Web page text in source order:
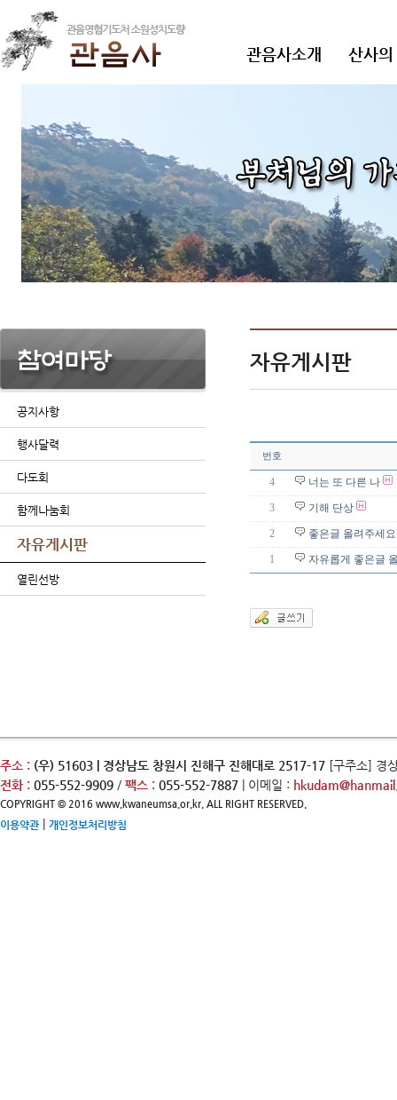
관음사소개 산사
공지사항
행사달력
다도회
함께나눔회
자유게시판
열린선방
자유게시판
번호
4 너는 또 다른 나
3 기해 단상
2 좋은글 올려주세요
1 자유롭게 좋은글
주소 : (우) 51603 | 경상남도 창원시 진해구 진해대로 2517-17 [구주소] 경
전화 : 055-552-9909 / 팩스 : 055-552-7887 | 이메일 :
COPYRIGHT © 2016 www.kwaneumsa.or.kr. ALL RIGHT RESERVED.
이용약관| 개인정보처리방침